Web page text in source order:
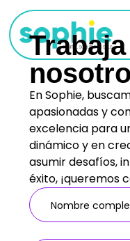
En Sophie,
apasionadas y
excelencia para
dinámico y en
asumir desafíos,
éxito, ¡queremos